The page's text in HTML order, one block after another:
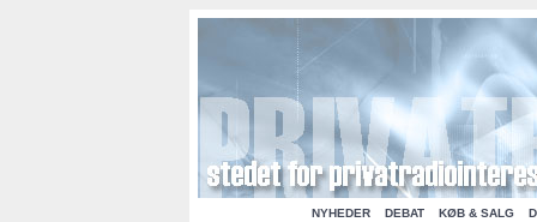
NYHEDER DEBAT KØB & SALG